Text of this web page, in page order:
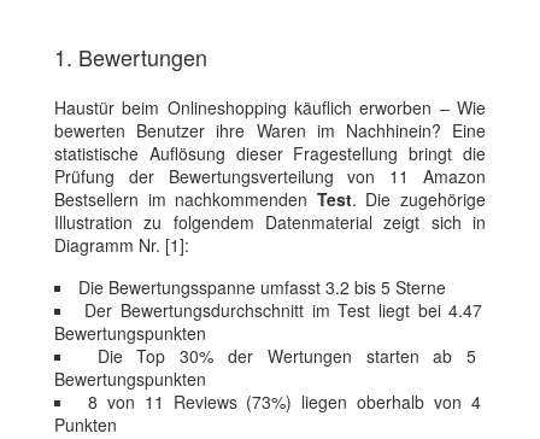
1. Bewertungen
Haustür beim Onlineshopping käuflich erworben – Wie
bewerten Benutzer ihre Waren im Nachhinein? Eine
statistische Auflösung dieser Fragestellung bringt die
Prüfung der Bewertungsverteilung von 11 Amazon
Bestsellern im nachkommenden Test. Die zugehörige
Illustration zu folgendem Datenmaterial zeigt sich in
Diagramm Nr. [1]:
Die Bewertungsspanne umfasst 3.2 bis 5 Sterne
Der Bewertungsdurchschnitt im Test liegt bei 4.47
Bewertungspunkten
Die Top 30% der Wertungen starten ab 5
Bewertungspunkten
8 von 11 Reviews (73%) liegen oberhalb von 4
Punkten